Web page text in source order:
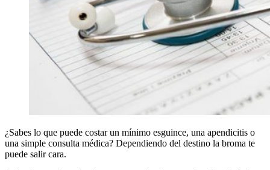
¿Sabes lo que puede costar un mínimo esguince, una apendicitis o
una simple consulta médica? Dependiendo del destino la broma te
puede salir cara.